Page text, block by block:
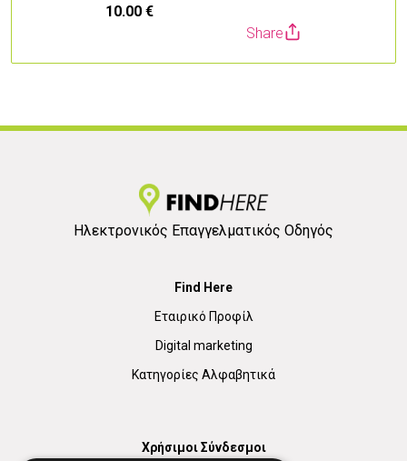
10.00 €
Share
Ηλεκτρονικός Επαγγελματικός Οδηγός
Find Here
Εταιρικό Προφίλ
Digital marketing
Κατηγορίες Αλφαβητικά
Χρήσιμοι Σύνδεσμοι